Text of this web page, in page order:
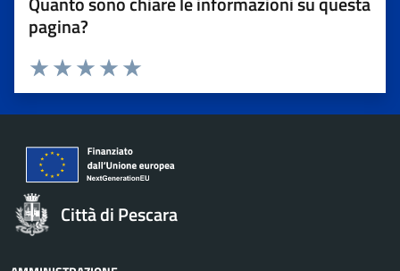
pagina?
Valuta 5 stelle su 5
Valuta 4 stelle su 5
Valuta 3 stelle su 5
Valuta 2 stelle su 5
Valuta 1 stelle su 5
Città di Pescara